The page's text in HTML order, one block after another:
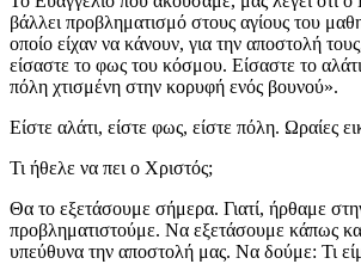
βάλλει προβληματισμό στους αγίους του
οποίο είχαν να κάνουν, για την αποστολή
είσαστε το φως του κόσμου. Είσαστε το
πόλη χτισμένη στην κορυφή ενός βουνού».
Είστε αλάτι, είστε φως, είστε πόλη. Ωραίες
Τι ήθελε να πει ο Χριστός;
Θα το εξετάσουμε σήμερα. Γιατί, ήρθαμε
προβληματιστούμε. Να εξετάσουμε κάπως
υπεύθυνα την αποστολή μας. Να δούμε: Τι